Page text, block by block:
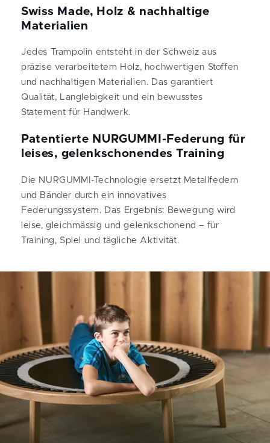
Swiss Made, Holz & nachhaltige
Materialien
Jedes Trampolin entsteht in der Schweiz aus
präzise verarbeitetem Holz, hochwertigen Stoffen
und nachhaltigen Materialien. Das garantiert
Qualität, Langlebigkeit und ein bewusstes
Statement für Handwerk.
Patentierte NURGUMMI-Federung für
leises, gelenkschonendes Training
Die NURGUMMI-Technologie ersetzt Metallfedern
und Bänder durch ein innovatives
Federungssystem. Das Ergebnis: Bewegung wird
leise, gleichmässig und gelenkschonend – für
Training, Spiel und tägliche Aktivität.